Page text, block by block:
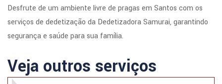
Desfrute de um ambiente livre de pragas em Santos com os
serviços de dedetização da Dedetizadora Samurai, garantindo
segurança e saúde para sua família.
Veja outros serviços